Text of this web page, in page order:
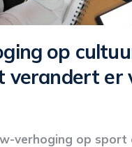
op
verandert er
verhoging op sport